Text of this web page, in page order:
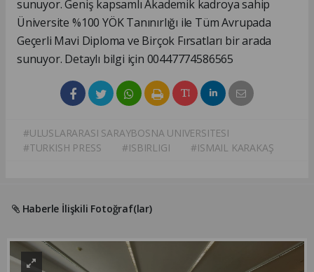
sunuyor. Geniş kapsamlı Akademik kadroya sahip
Üniversite %100 YÖK Tanınırlığı ile Tüm Avrupada
Geçerli Mavi Diploma ve Birçok Fırsatları bir arada
sunuyor. Detaylı bilgi için 00447774586565
#ULUSLARARASI SARAYBOSNA UNIVERSITESI
#TURKISH PRESS
#ISBIRLIGI #ISMAIL KARAKAŞ
Haberle İlişkili Fotoğraf(lar)